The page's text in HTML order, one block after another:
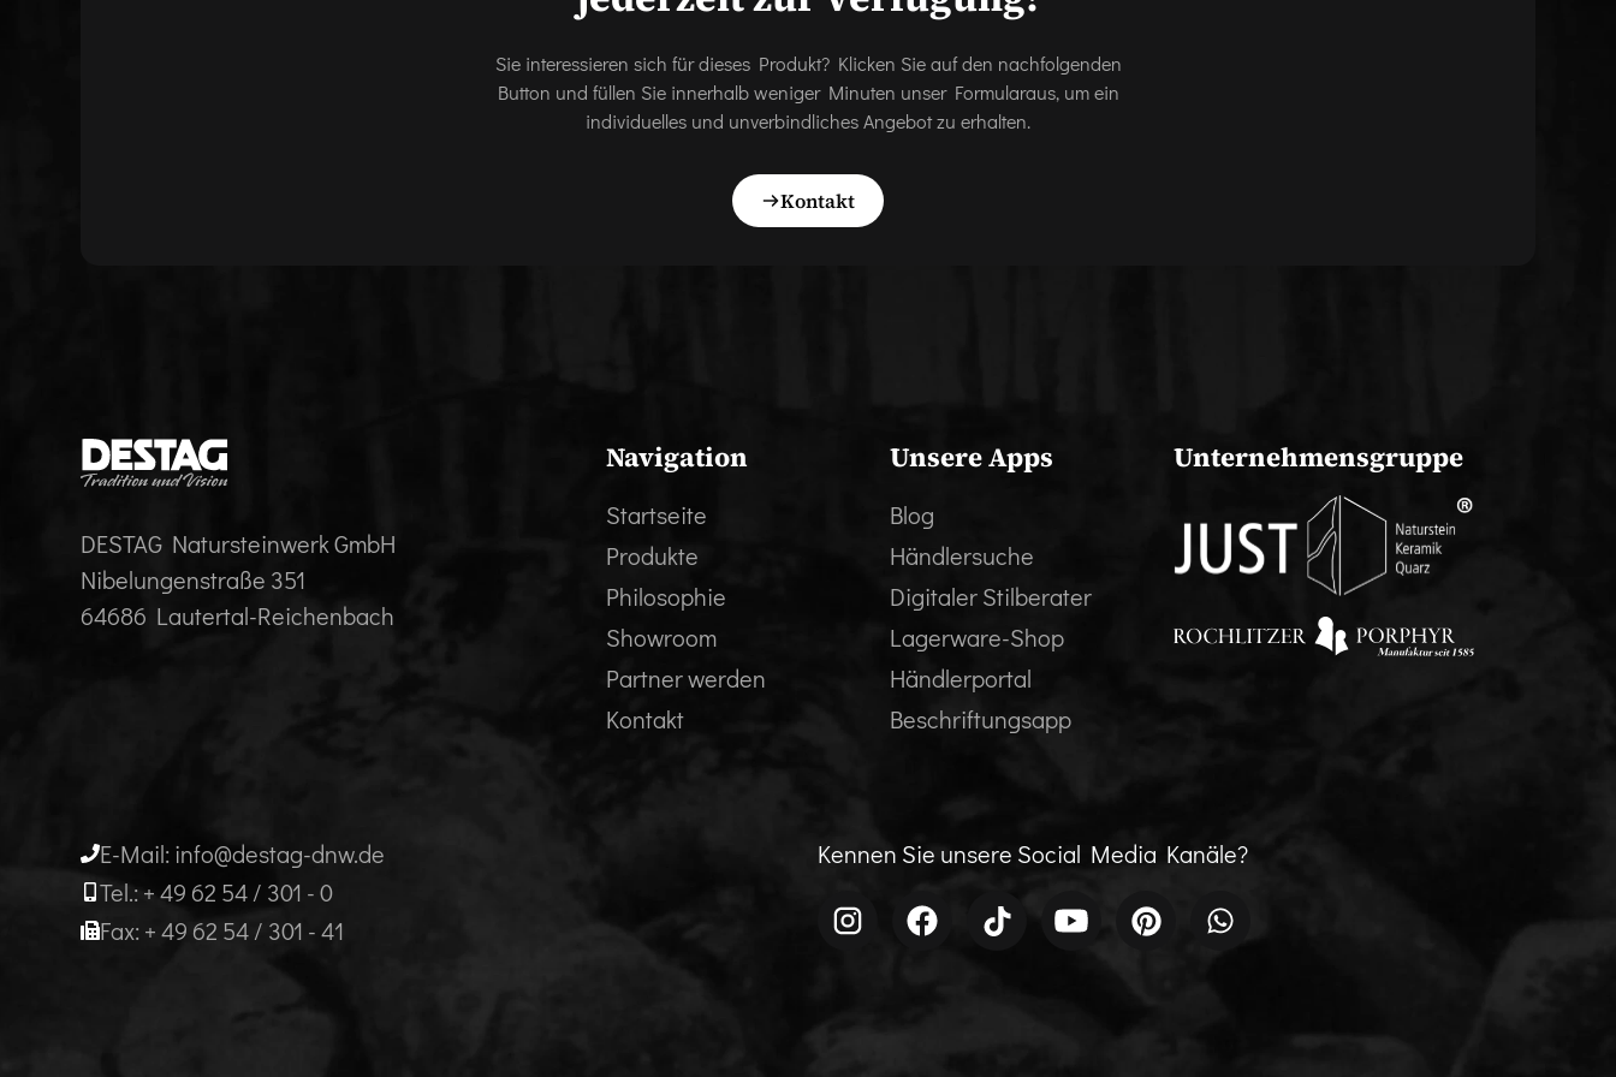
Sie interessieren sich für dieses Produkt? Klicken Sie auf den nachfolgenden
Button und füllen Sie innerhalb weniger Minuten unser Formularaus, um ein
individuelles und unverbindliches Angebot zu erhalten.
Kontakt
DESTAG Natursteinwerk GmbH
Nibelungenstraße 351
64686 Lautertal-Reichenbach
Navigation
Startseite
Produkte
Philosophie
Showroom
Partner werden
Kontakt
Unsere Apps
Blog
Händlersuche
Digitaler Stilberater
Lagerware-Shop
Händlerportal
Beschriftungsapp
Unternehmensgruppe
E-Mail: info@destag-dnw.de
Tel.: + 49 62 54 / 301 - 0
Fax: + 49 62 54 / 301 - 41
Kennen Sie unsere Social Media Kanäle?